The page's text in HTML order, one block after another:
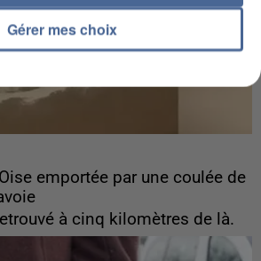
emportée par une coulée de
à cinq kilomètres de là.
Gérer mes choix